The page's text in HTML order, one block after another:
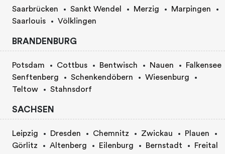
Saarbrücken Sankt Wendel Merzig
Marpingen
Saarlouis
Völklingen
BRANDENBURG
Potsdam Cottbus Bentwisch Nauen
Falkensee
Senftenberg
Schenkendöbern
Wiesenburg
Teltow
Stahnsdorf
SACHSEN
Leipzig Dresden Chemnitz Zwickau
Plauen
Görlitz
Altenberg Eilenburg Bernstadt Freital